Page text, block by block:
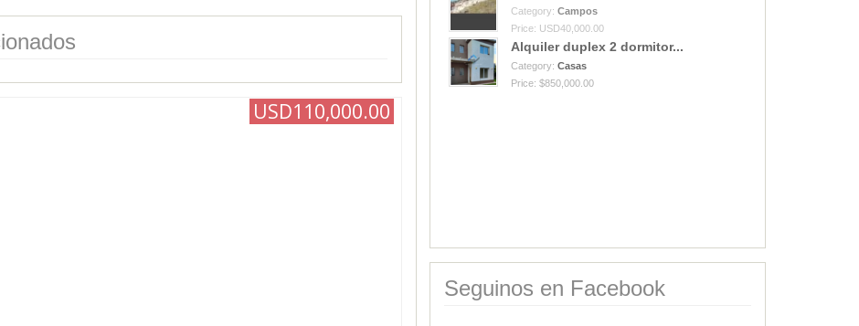
USD110,000.00
Category: Campos
Price: USD40,000.00
Alquiler duplex 2 dormitor...
Category: Casas
Price: $850,000.00
Seguinos en Facebook